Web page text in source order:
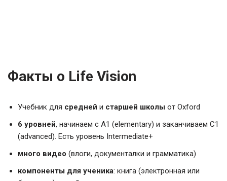
Факты о Life Vision
Учебник для средней и старшей школы от Oxford
6 уровней, начинаем с A1 (elementary) и заканчиваем C1
(advanced). Есть уровень Intermediate+
много видео (влоги, документалки и грамматика)
компоненты для ученика: книга (электронная или